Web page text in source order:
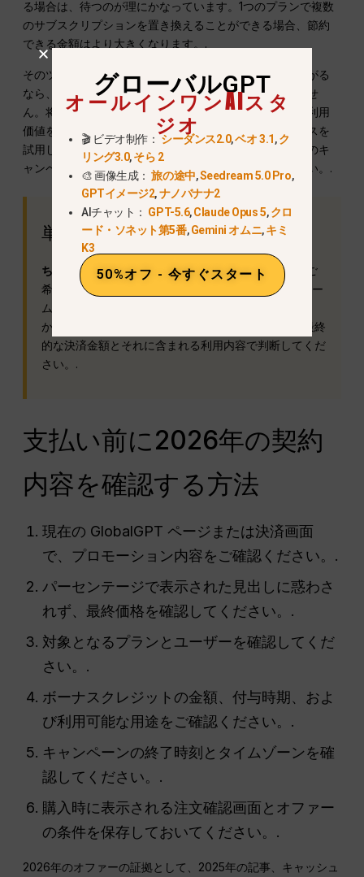
る場合は、待つのが理にかなっています。1つのプランで複数
のサブスクリプションを置き換えることができる場合、節約
できる金額はより大きくなります。.
そのツールがすぐにコスト削減や作業時間の短縮につながる
なら、今すぐ購入する方が理にかなっているかもしれませ
ん。将来的な割引の見込みは、数ヶ月にわたる実用的な利用
価値を上回るべきではありません。まずはワークスペースを
試用し、実際に使用する機能を把握した上で、確認済みのキ
ャンペーン内容と実際の利用状況を比較してみてください。.
単純な決定ルール
ちょっと待ってご購入が任意であり、年間プランをご
希望の場合。.
そのプラットフォー
ムが、現在の有料ワークフローに対応しているかどう
か。いずれの場合も、バナーの掲載率だけでなく、最終
的な決済金額とそれに含まれる利用内容で判断してくだ
さい。.
支払い前に2026年の契約
内容を確認する方法
現在の GlobalGPT ページまたは決済画面
で、プロモーション内容をご確認ください。.
パーセンテージで表示された見出しに惑わさ
れず、最終価格を確認してください。.
対象となるプランとユーザーを確認してくだ
さい。.
ボーナスクレジットの金額、付与時期、およ
び利用可能な用途をご確認ください。.
キャンペーンの終了時刻とタイムゾーンを確
認してください。.
購入時に表示される注文確認画面とオファー
の条件を保存しておいてください。.
2026年のオファーの証拠として、2025年の記事、キャッシュ
グローバルGPT
オールインワンAIスタ
ジオ
🎬 ビデオ制作：シーダンス2.0,ベオ 3.1,ク
リング3.0,そら 2
🎨 画像生成：旅の途中,Seedream 5.0 Pro,
GPTイメージ2,ナノバナナ2
AIチャット： GPT-5.6,Claude Opus 5,クロ
ード・ソネット第5番,Gemini オムニ,キミ
K3
50%オフ - 今すぐスタート